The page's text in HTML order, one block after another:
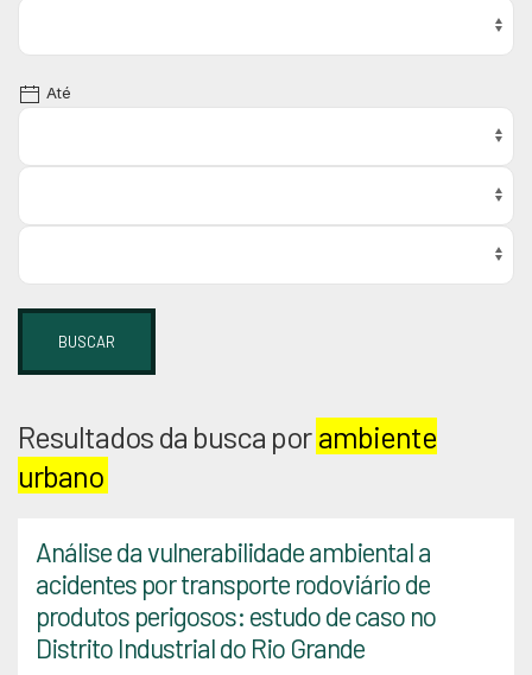
Até
BUSCAR
Resultados da busca porambiente
urbano
Análise da vulnerabilidade ambiental a
acidentes por transporte rodoviário de
produtos perigosos: estudo de caso no
Distrito Industrial do Rio Grande